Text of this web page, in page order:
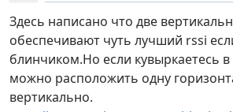
Здесь написано что две
обеспечивают чуть лучший rssi
блинчиком.Но если кувыркаетесь в
можно расположить одну
вертикально.